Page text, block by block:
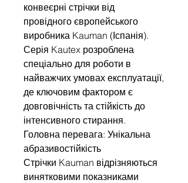
конвеєрні стрічки від
провідного європейського
виробника Kauman (Іспанія).
Серія Kautex розроблена
спеціально для роботи в
найважчих умовах експлуатації,
де ключовим фактором є
довговічність та стійкість до
інтенсивного стирання.
Головна перевага: Унікальна
абразивостійкість
Стрічки Kauman відрізняються
винятковими показниками